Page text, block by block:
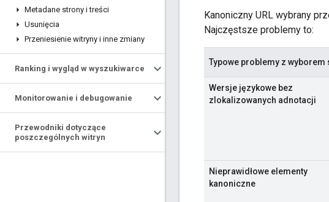
Metadane strony i treści
Usunięcia
Przeniesienie witryny i inne zmiany
Ranking i wygląd w wyszukiwarce
Monitorowanie i debugowanie
Przewodniki dotyczące
poszczególnych witryn
Kanoniczny URL wybrany
Najczęstsze problemy to:
Typowe problemy z
Wersje językowe bez
zlokalizowanych adnotacji
Nieprawidłowe elementy
kanoniczne